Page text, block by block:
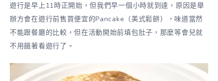
遊行是早上11時正開始，但我們早一個小時就到達，原因是舉
辦方會在遊行前售買便宜的Pancake（美式鬆餅），味道當然
不能跟餐廳的比較，但在活動開始前填包肚子，那麼等會兒就
不用餓著看遊行了。